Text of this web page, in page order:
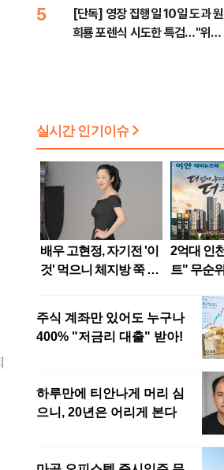
5
[단독] 영장 집행일 10일 도과 원
희룡 포렌식 시도한 특검…"위법